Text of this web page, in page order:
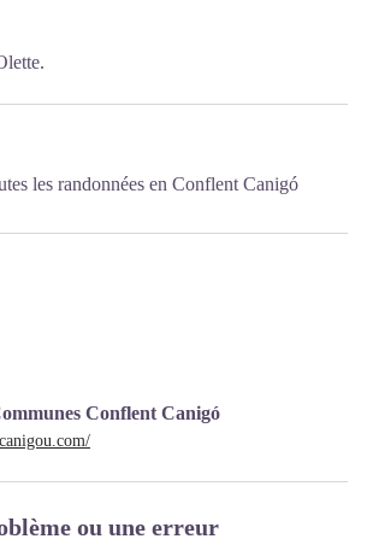
les randonnées en Conflent Canigó
Conflent Canigó
ou une erreur